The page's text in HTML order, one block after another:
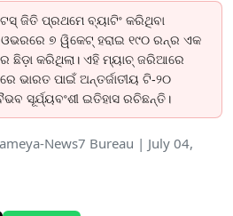
ଟସ୍ ଜିତି ପ୍ରଥମେ ବ୍ୟାଟିଂ କରିଥିବା
ଓଭରରେ ୭ ୱିକେଟ୍ ହରାଇ ୧୯୦ ରନ୍‌ର ଏକ
ଛିଡ଼ା କରିଥିଲା। ଏହି ମ୍ୟାଚ୍ ଜରିଆରେ
ଭାରତ ପାଇଁ ଅନ୍ତର୍ଜାତୀୟ ଟି-୨୦
ସୂର୍ଯ୍ୟବଂଶୀ ଇତିହାସ ରଚିଛନ୍ତି।
News7 Bureau | July 04,